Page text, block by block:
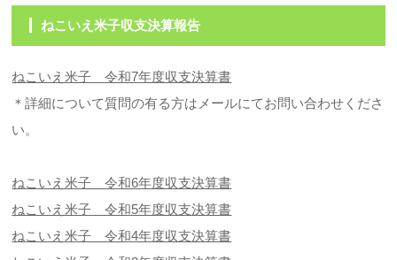
ねこいえ米子収支決算報告
ねこいえ米子 令和7年度収支決算書
＊詳細について質問の有る方はメールにてお問い合わせくださ
い。
ねこいえ米子 令和6年度収支決算書
ねこいえ米子 令和5年度収支決算書
ねこいえ米子 令和4年度収支決算書